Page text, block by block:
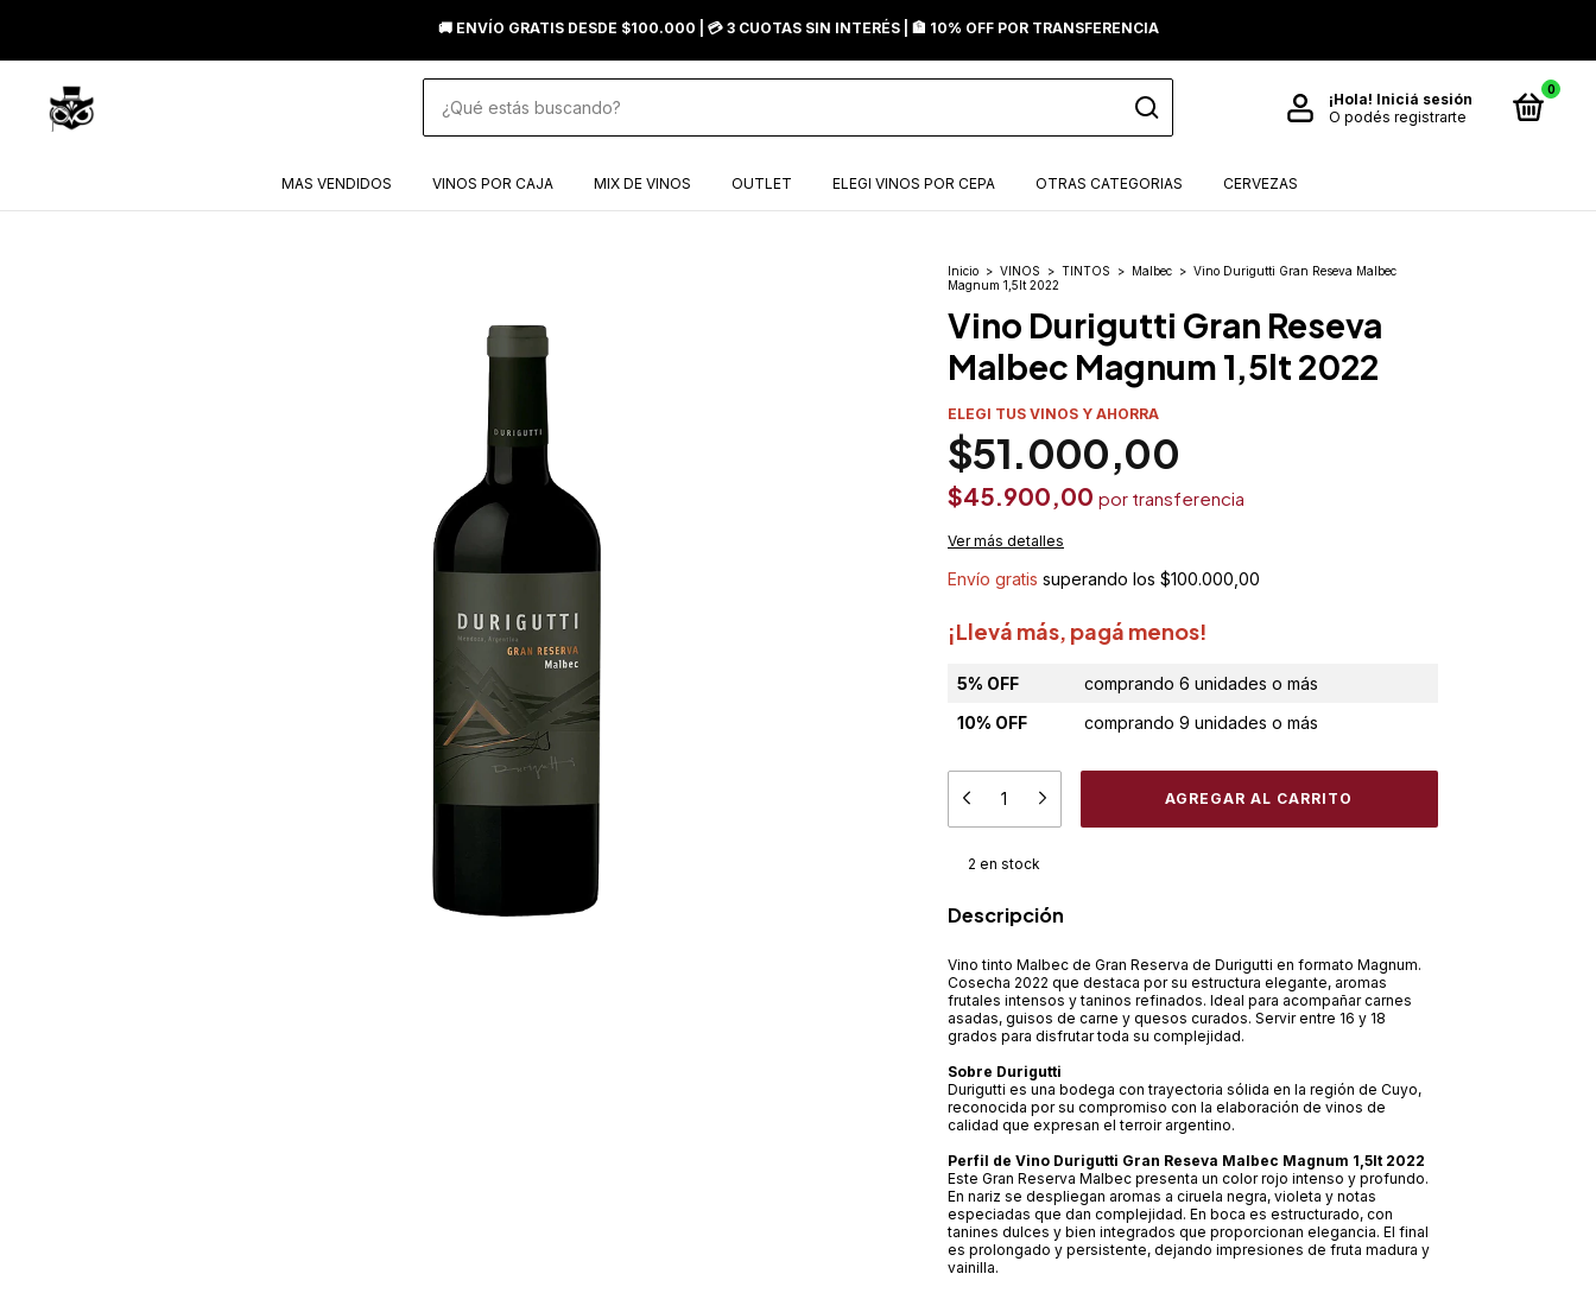
🚚 ENVÍO GRATIS DESDE $100.000 | 💳 3 CUOTAS SIN INTERÉS | 🏦 10% OFF POR TRANSFERENCIA
¡Hola! Iniciá sesión
O podés registrarte
0
MAS VENDIDOS VINOS POR CAJA MIX DE VINOS OUTLET ELEGI VINOS POR CEPA OTRAS CATEGORIAS CERVEZAS
Inicio > VINOS > TINTOS > Malbec > Vino Durigutti Gran Reseva Malbec
Magnum 1,5lt 2022
Vino Durigutti Gran Reseva
Malbec Magnum 1,5lt 2022
ELEGI TUS VINOS Y AHORRA
$51.000,00
$45.900,00
Ver más detalles
Envío gratis superando los $100.000,00
¡Llevá más, pagá menos!
5% OFF
comprando 6 unidades o más
10% OFF
comprando 9 unidades o más
2 en stock
Descripción
Vino tinto Malbec de Gran Reserva de Durigutti en formato Magnum.
Cosecha 2022 que destaca por su estructura elegante, aromas
frutales intensos y taninos refinados. Ideal para acompañar carnes
asadas, guisos de carne y quesos curados. Servir entre 16 y 18
grados para disfrutar toda su complejidad.
Sobre Durigutti
Durigutti es una bodega con trayectoria sólida en la región de Cuyo,
reconocida por su compromiso con la elaboración de vinos de
calidad que expresan el terroir argentino.
Perfil de Vino Durigutti Gran Reseva Malbec Magnum 1,5lt 2022
Este Gran Reserva Malbec presenta un color rojo intenso y profundo.
En nariz se despliegan aromas a ciruela negra, violeta y notas
especiadas que dan complejidad. En boca es estructurado, con
tanines dulces y bien integrados que proporcionan elegancia. El final
es prolongado y persistente, dejando impresiones de fruta madura y
vainilla.